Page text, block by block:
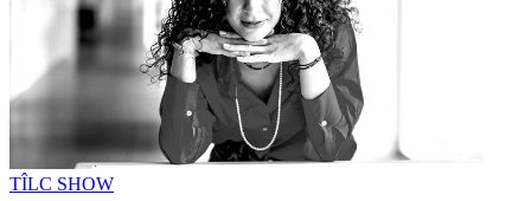
TÎLC SHOW